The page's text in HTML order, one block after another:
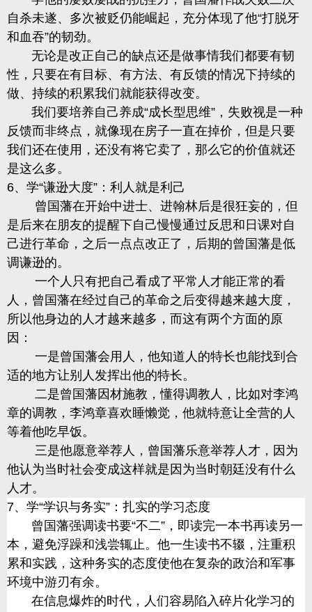
自杀未遂、多次被贬仍能崛起，充分体现了他“打脱牙
和血吞”的韧劲。
无论是改正自己的缺点还是做事情我们都要有韧
性，只要在有目标、有方法、有反馈的情况下持续的
做、持续的积累我们就能获得改变。
我们要培养自己养成“成长型思维”，失败视是一种
反馈而非终点，就像现在房子一直在掉价，但是只要
我们还在使用，还没有将它卖了，那么它的价值就还
是这么多。
6、学“谦逊大度”：利人就是利己
曾国藩在开始中进士、进翰林后是很狂妄的，但
是后来在朋友的提醒下自己慢慢通过反思和日课对自
己进行革命，之后一点点改正了，后期的曾国藩是低
调谦逊的。
一个人只有把自己看成了平常人才能正常的看
人，曾国藩在经过自己的革命之后变得越来越大度，
所以他身边的人才越来越多，而这有两个方面的原
因：
一是曾国藩会用人，他知道人的特长也能找到合
适的地方让别人发挥出他的特长。
二是曾国藩因材施教，懂得调教人，比如对李鸿
章的调教，李鸿章喜欢睡懒觉，他就特意让全营的人
等着他吃早饭。
三是他愿意举荐人，曾国藩乐意举荐人才，因为
他认为当时社会变成这样就是因为当时朝廷没有什么
人才。
7、学“学识与务实”：扎实的学习态度
曾国藩强调读书要“不二”，即读完一本书再读另一
本，避免浮躁和浅尝辄止。他一生读书不辍，注重积
累和实践，这种务实的态度使他在复杂的政治和军事
环境中游刃有余。
在信息爆炸的时代，人们容易陷入碎片化学习的